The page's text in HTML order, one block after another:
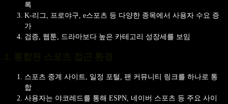
록
K-리그, 프로야구, e스포츠 등 다양한 종목에서 사용자 수요 증
가
검증, 웹툰, 드라마보다 높은 카테고리 성장세를 보임
스포츠 중계 사이트, 일정 포털, 팬 커뮤니티 링크를 하나로 통
합
사용자는 야코레드를 통해 ESPN, 네이버 스포츠 등 주요 사이